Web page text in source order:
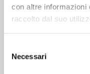
con altre informazioni
raccolto dal suo
delNecessari